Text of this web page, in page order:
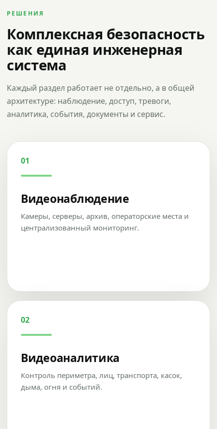
РЕШЕНИЯ
Комплексная безопасность
как единая инженерная
система
Каждый раздел работает не отдельно, а в общей
архитектуре: наблюдение, доступ, тревоги,
аналитика, события, документы и сервис.
01
Видеонаблюдение
Камеры, серверы, архив, операторские места и
централизованный мониторинг.
02
Видеоаналитика
Контроль периметра, лиц, транспорта, касок,
дыма, огня и событий.